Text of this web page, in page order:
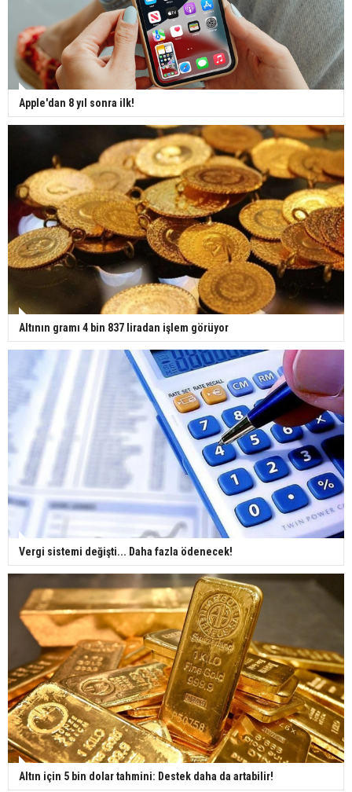
Apple'dan 8 yıl sonra ilk!
Altının gramı 4 bin 837 liradan işlem görüyor
Vergi sistemi değişti... Daha fazla ödenecek!
Altın için 5 bin dolar tahmini: Destek daha da artabilir!